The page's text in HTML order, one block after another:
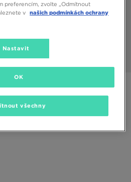
3 PACK
preferencím, zvolte „Odmítnout
v našich podmínkách ochrany
Nastavit
všechny
OK